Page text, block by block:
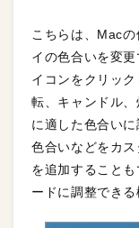
こちらは、Mac
イの色合いを変
イコンをクリッ
転、キャンドル
に適した色合い
色合いなどをカ
を追加すること
ードに調整できる